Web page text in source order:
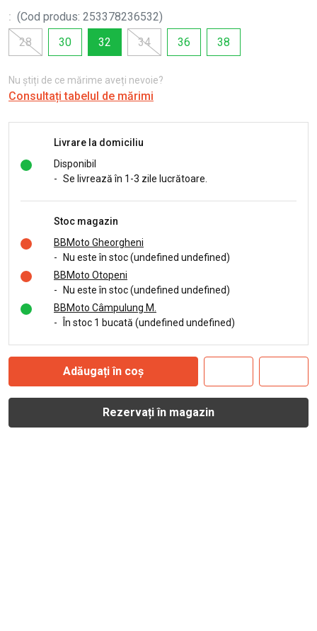
: (Cod produs: 253378236532)
28
30 32 34 36 38
Nu știți de ce mărime aveți nevoie?
Consultați tabelul de mărimi
Livrare la domiciliu
Disponibil
- Se livrează în 1-3 zile lucrătoare.
Stoc magazin
BBMoto Gheorgheni
-
Nu este în stoc (undefined undefined)
BBMoto Otopeni
-
Nu este în stoc (undefined undefined)
BBMoto Câmpulung M.
-
În stoc 1 bucată (undefined undefined)
Adăugați în coș
Rezervați în magazin